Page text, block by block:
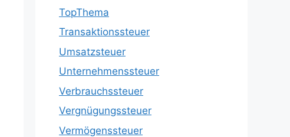
TopThema
Transaktionssteuer
Umsatzsteuer
Unternehmenssteuer
Verbrauchssteuer
Vergnügungssteuer
Vermögenssteuer